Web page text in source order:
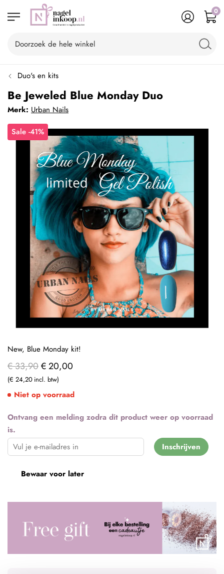
0
Duo's en kits
Be Jeweled Blue Monday Duo
Merk: Urban Nails
Sale -41%
Ontvang een melding zodra dit product weer op voorraad
is.
Inschrijven
€ 33,90€ 20,00
€ 24,20
Bewaar voor later
Niet op voorraad
New, Blue Monday kit!